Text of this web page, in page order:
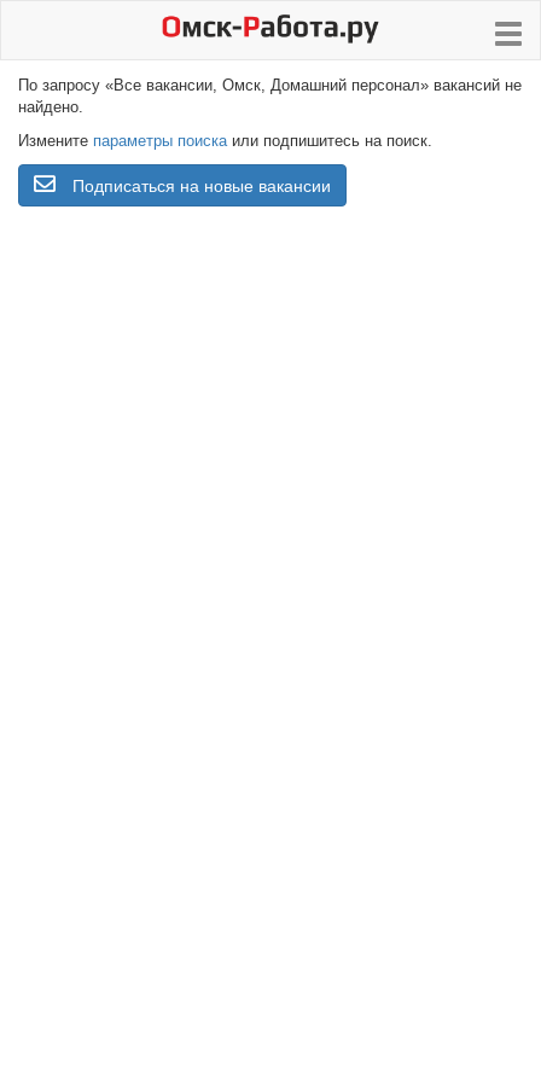
По запросу «Все вакансии, Омск, Домашний персонал» вакансий не
найдено.
Измените параметры поискаили подпишитесь на поиск.
Подписаться на новые вакансии